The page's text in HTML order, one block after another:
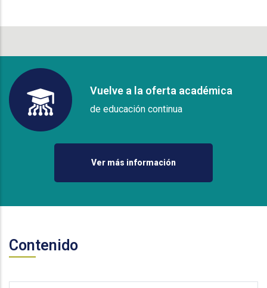
Vuelve a la oferta académica
de educación continua
Ver más información
Contenido